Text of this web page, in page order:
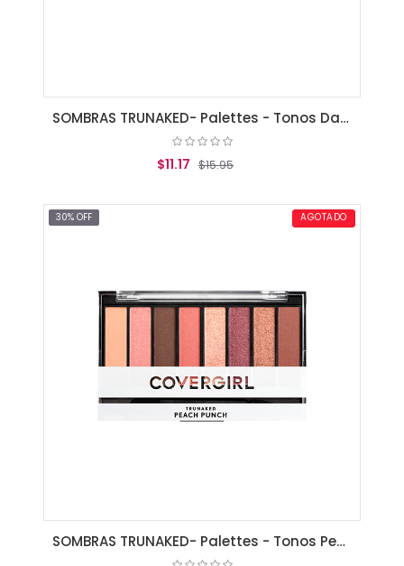
SOMBRAS TRUNAKED- Palettes - Tonos Dazed
$11.17 $15.95
30% OFF AGOTADO
SOMBRAS TRUNAKED- Palettes - Tonos Peach Punch